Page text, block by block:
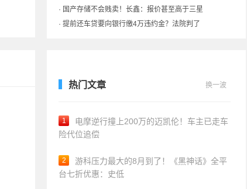
国产存储不会贱卖！长鑫：报价甚至高于三星
提前还车贷要向银行缴4万违约金？法院判了
热门文章 换一波
1
电摩逆行撞上200万的迈凯伦！车主已走车
险代位追偿
2
游科压力最大的8月到了！《黑神话》全平
台七折优惠：史低